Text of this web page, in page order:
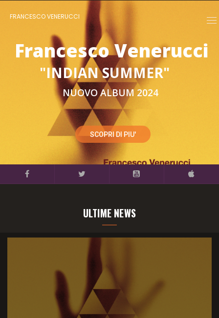
FRANCESCO VENERUCCI
SCOPRI DI PIU'
Francesco Venerucci
NUOVO ALBUM 2024
"INDIAN SUMMER"
ULTIME NEWS